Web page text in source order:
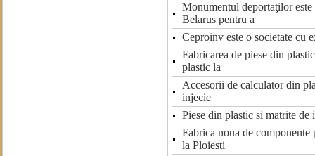
Monumentul deportaţilor este
Belarus pentru a
Ceproinv este o societate cu
Fabricarea de piese din
plastic la
Accesorii de calculator din
injecie
Piese din plastic si matrite de
Fabrica noua de componente
la Ploiesti